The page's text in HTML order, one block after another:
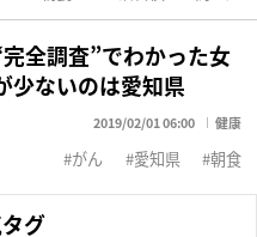
全調査”でわかった女
少ないのは愛知県
2019/02/01 06:00 健康
がん 愛知県 朝食
グ